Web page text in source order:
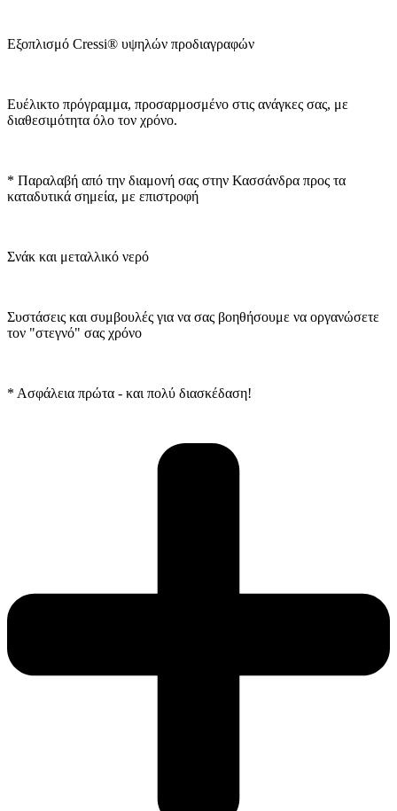
Εξοπλισμό Cressi® υψηλών προδιαγραφών
Ευέλικτο πρόγραμμα, προσαρμοσμένο στις ανάγκες σας, με
διαθεσιμότητα όλο τον χρόνο.
* Παραλαβή από την διαμονή σας στην Κασσάνδρα προς τα
καταδυτικά σημεία, με επιστροφή
Σνάκ και μεταλλικό νερό
Συστάσεις και συμβουλές για να σας βοηθήσουμε να οργανώσετε
τον "στεγνό" σας χρόνο
* Ασφάλεια πρώτα - και πολύ διασκέδαση!